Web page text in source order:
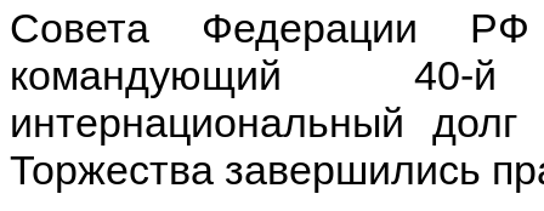
Совета Федерации
командующий 40-
интернациональный
Торжества завершились